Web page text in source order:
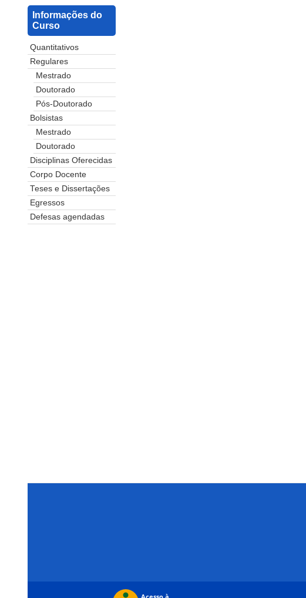
Informações do
Curso
Quantitativos
Regulares
Mestrado
Doutorado
Pós-Doutorado
Bolsistas
Mestrado
Doutorado
Disciplinas Oferecidas
Corpo Docente
Teses e Dissertações
Egressos
Defesas agendadas